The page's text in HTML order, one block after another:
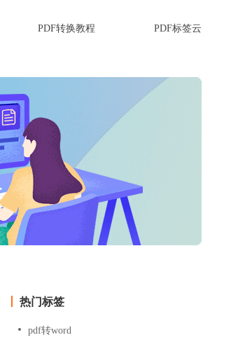
PDF转换教程 PDF标签云
热门标签
pdf转word